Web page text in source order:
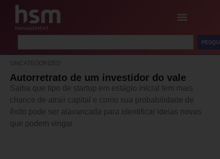
UNCATEGORIZED
Autorretrato de um investidor do vale
Saiba que tipo de startup em estágio inicial tem mais
chance de atrair capital e como sua probabilidade de
êxito pode ser alavancada para identificar ideias novas
que podem vingar